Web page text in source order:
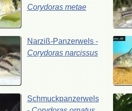
Corydoras metae
Narziß-Panzerwels -
Corydoras narcissus
Schmuckpanzerwels